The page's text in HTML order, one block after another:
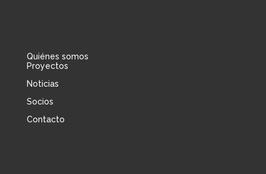
Quiénes somos
Proyectos
Noticias
Socios
Contacto